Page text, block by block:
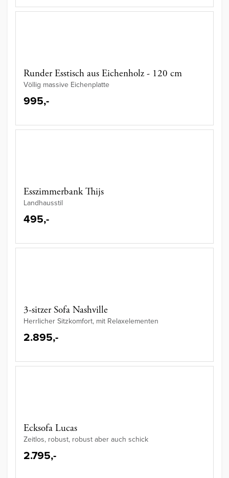
Runder Esstisch aus Eichenholz - 120 cm
Völlig massive Eichenplatte
995,-
Esszimmerbank Thijs
Landhausstil
495,-
3-sitzer Sofa Nashville
Herrlicher Sitzkomfort, mit Relaxelementen
2.895,-
Ecksofa Lucas
Zeitlos, robust, robust aber auch schick
2.795,-